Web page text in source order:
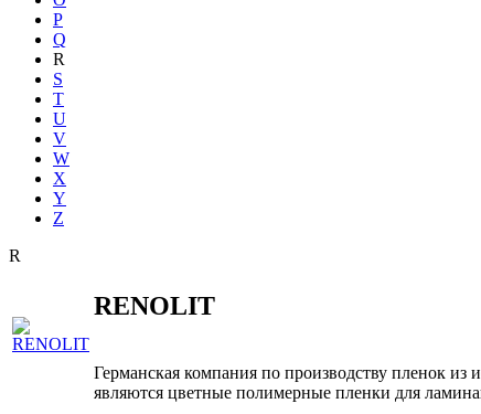
P
Q
R
S
T
U
V
W
X
Y
Z
R
RENOLIT
Германская компания по производству пленок
являются цветные полимерные пленки для